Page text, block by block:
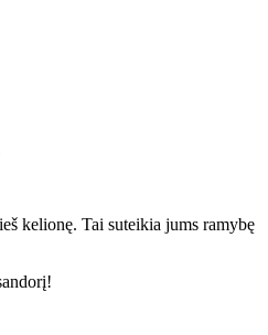
kelionę. Tai suteikia jums ramybę